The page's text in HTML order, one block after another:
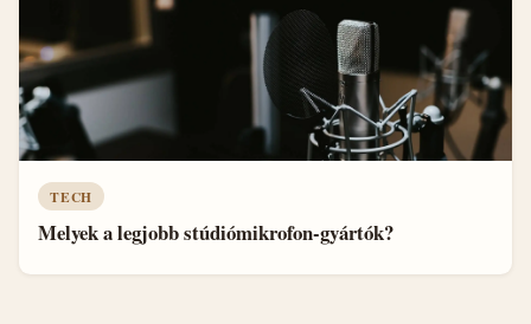
TECH
Melyek a legjobb stúdiómikrofon-gyártók?